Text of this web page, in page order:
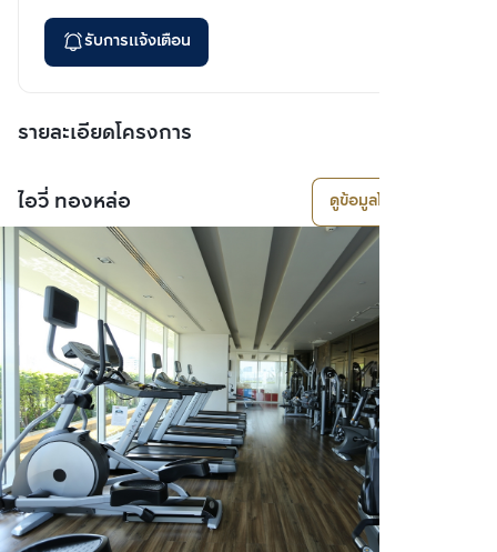
รับการแจ้งเตือน
รายละเอียดโครงการ
ไอวี่ ทองหล่อ ดูข้อมูลโครงการ